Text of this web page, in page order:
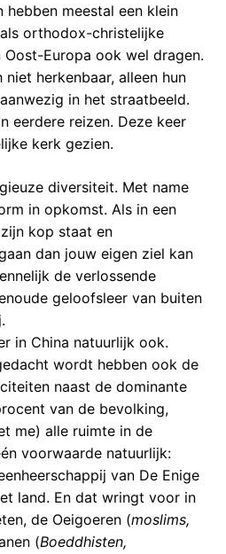
meestal een klein
orthodox-christelijke
Oost-Europa ook wel dragen.
herkenbaar, alleen hun
in het straatbeeld.
eerdere reizen. Deze keer
kerk gezien.
diversiteit. Met name
in opkomst. Als in een
kop staat en
dan jouw eigen ziel kan
de verlossende
geloofsleer van buiten
in China natuurlijk ook.
wordt hebben ook de
naast de dominante
van de bevolking,
me) alle ruimte in de
voorwaarde natuurlijk:
van De Enige
land. En dat wringt voor in
de Oeigoeren (moslims,
(Boeddhisten,